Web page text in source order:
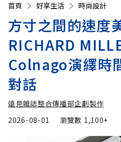
首頁 好享生活 時尚設計
方寸之間的速度
RICHARD
Colnago演繹時
對話
遠見雜誌整合傳播部企劃製作
2026-08-01
瀏覽數 1,100+